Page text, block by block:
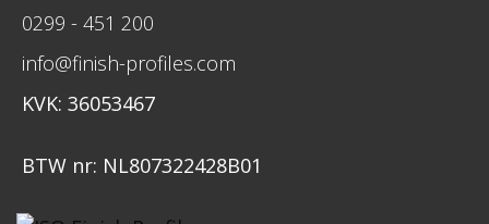
0299 - 451 200
info@finish-profiles.com
KVK: 36053467
BTW nr: NL807322428B01